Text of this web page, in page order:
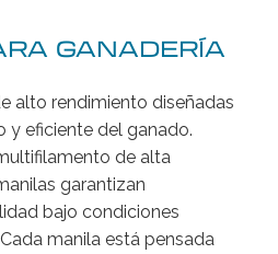
GANADERÍA
alto rendimiento diseñadas
y eficiente del ganado.
de alta
garantizan
bajo condiciones
manila está pensada